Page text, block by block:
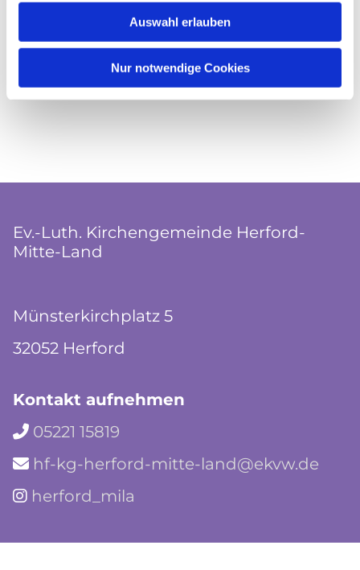
Auswahl erlauben
Nur notwendige Cookies
Ev.-Luth. Kirchengemeinde Herford-
Mitte-Land
Münsterkirchplatz 5
32052 Herford
Kontakt aufnehmen
 05221 15819
 hf-kg-herford-mitte-land@ekvw.de
 herford_mila